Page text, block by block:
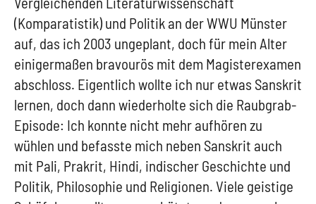
(Komparatistik) und Politik an der WWU Münster
auf, das ich 2003 ungeplant, doch für mein Alter
einigermaßen bravourös mit dem Magisterexamen
abschloss. Eigentlich wollte ich nur etwas Sanskrit
lernen, doch dann wiederholte sich die Raubgrab-
Episode: Ich konnte nicht mehr aufhören zu
wühlen und befasste mich neben Sanskrit auch
mit Pali, Prakrit, Hindi, indischer Geschichte und
Politik, Philosophie und Religionen. Viele geistige